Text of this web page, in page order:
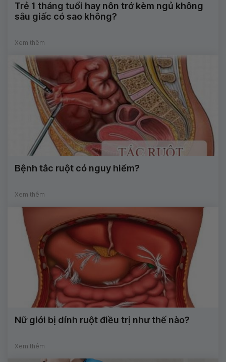
Trẻ 1 tháng tuổi hay nôn trớ kèm ngủ không
sâu giấc có sao không?
Xem thêm
Bệnh tắc ruột có nguy hiểm?
Xem thêm
Nữ giới bị dính ruột điều trị như thế nào?
Xem thêm